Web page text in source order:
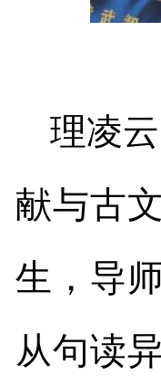
理凌
献与古
生，导
从句读